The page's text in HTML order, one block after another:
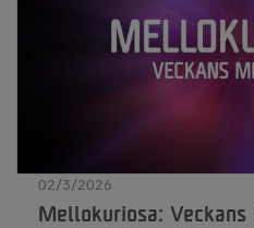
02/3/2026
Mellokuriosa: